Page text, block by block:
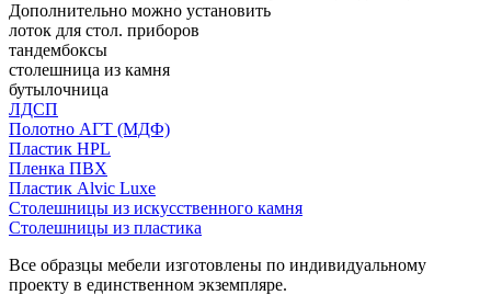
Дополнительно можно установить
лоток для стол. приборов
тандембоксы
столешница из камня
бутылочница
ЛДСП
Полотно АГТ (МДФ)
Пластик HPL
Пленка ПВХ
Пластик Alvic Luxe
Столешницы из искусственного камня
Столешницы из пластика
Все образцы мебели изготовлены по индивидуальному
проекту в единственном экземпляре.